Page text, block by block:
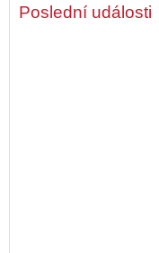
Poslední události